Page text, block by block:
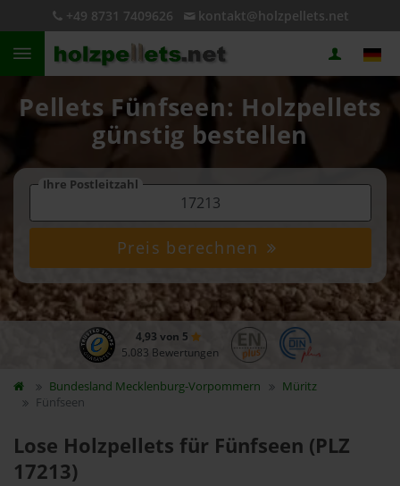
+49 8731 7409626 kontakt@holzpellets.net
Pellets Fünfseen: Holzpellets
günstig bestellen
Ihre Postleitzahl
Preis berechnen
4,93 von 5
5.083 Bewertungen
Bundesland Mecklenburg-Vorpommern
Müritz
Fünfseen
Lose Holzpellets für Fünfseen (PLZ
17213)